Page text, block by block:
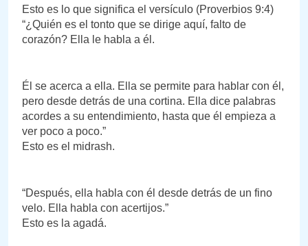
Esto es lo que significa el versículo (Proverbios 9:4)
“¿Quién es el tonto que se dirige aquí, falto de
corazón? Ella le habla a él.
Él se acerca a ella. Ella se permite para hablar con él,
pero desde detrás de una cortina. Ella dice palabras
acordes a su entendimiento, hasta que él empieza a
ver poco a poco.”
Esto es el midrash.
“Después, ella habla con él desde detrás de un fino
velo. Ella habla con acertijos.”
Esto es la agadá.